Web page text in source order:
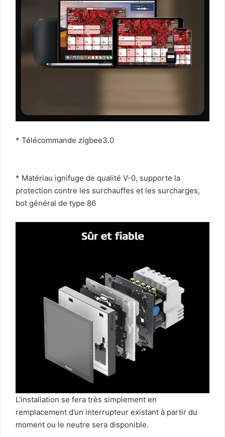
* Télécommande zigbee3.0
* Matériau ignifuge de qualité V-0, supporte la
protection contre les surchauffes et les surcharges,
bot général de type 86
L’installation se fera très simplement en
remplacement d’un interrupteur existant à partir du
moment ou le neutre sera disponible.